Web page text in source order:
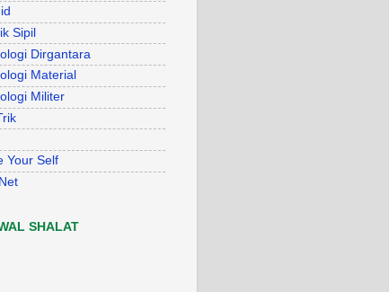
Sipil
Dirgantara
Material
Militer
Your Self
SHALAT